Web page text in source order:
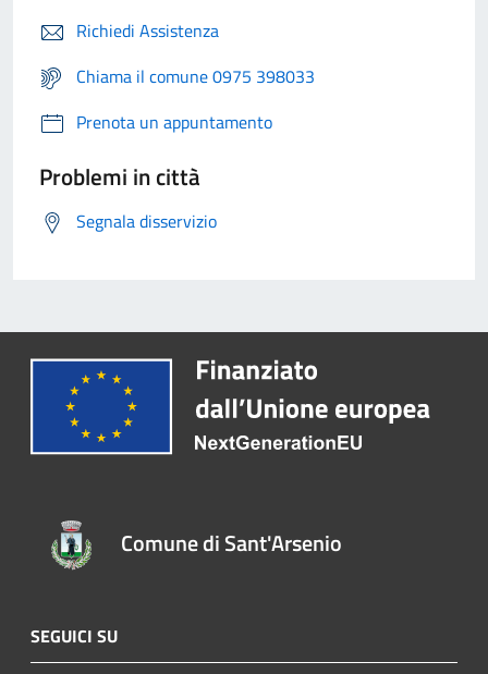
Richiedi Assistenza
Chiama il comune 0975 398033
Prenota un appuntamento
Problemi in città
Segnala disservizio
Comune di Sant'Arsenio
SEGUICI SU